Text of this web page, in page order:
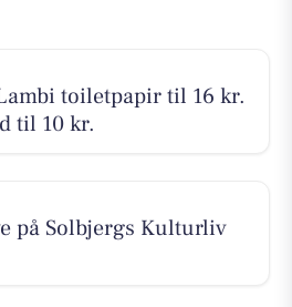
toiletpapir til 16 kr.
til 10 kr.
på Solbjergs Kulturliv